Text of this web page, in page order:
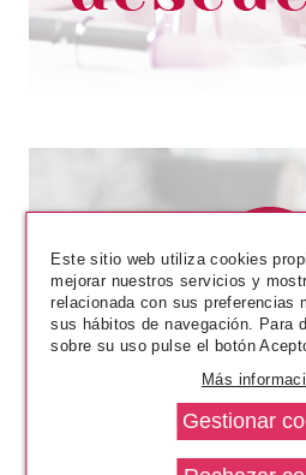
ANNE
ANNE MOLLER
REVITALIZING
400 ML
Pvr 28.00€
-41%
Este sitio web utiliza cookies
mejorar nuestros servicios y
relacionada con sus preferencias
sus hábitos de navegación. Para
sobre su uso pulse el botón
Más